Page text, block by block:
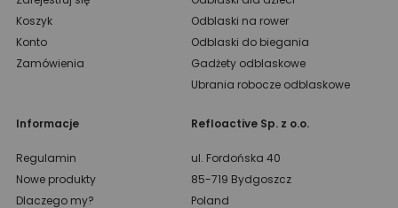
Koszyk
Konto
Zamówienia
Odblaski na rower
Odblaski do biegania
Gadżety odblaskowe
Ubrania robocze odblaskowe
Informacje
Regulamin
Nowe produkty
Dlaczego my?
Refloactive Sp. z o.o.
ul. Fordońska 40
85-719 Bydgoszcz
Poland